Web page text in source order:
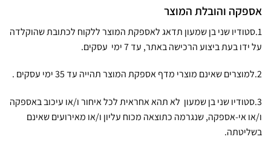
אספקה והובלת המוצר
1.סטודיו שני בן שמעון תדאג לאספקת המוצר ללקוח לכתובת שהוקלדה
על ידו בעת ביצוע הרכישה באתר, עד 7 ימי עסקים.
2.למוצרים שאינם מוצרי מדף אספקת המוצר תהייה עד 35 ימי עסקים .
3.סטודיו שני בן שמעון לא תהא אחראית לכל איחור ו/או עיכוב באספקה
ו/או אי-אספקה, שנגרמה כתוצאה מכוח עליון ו/או מאירועים שאינם
בשליטתה.